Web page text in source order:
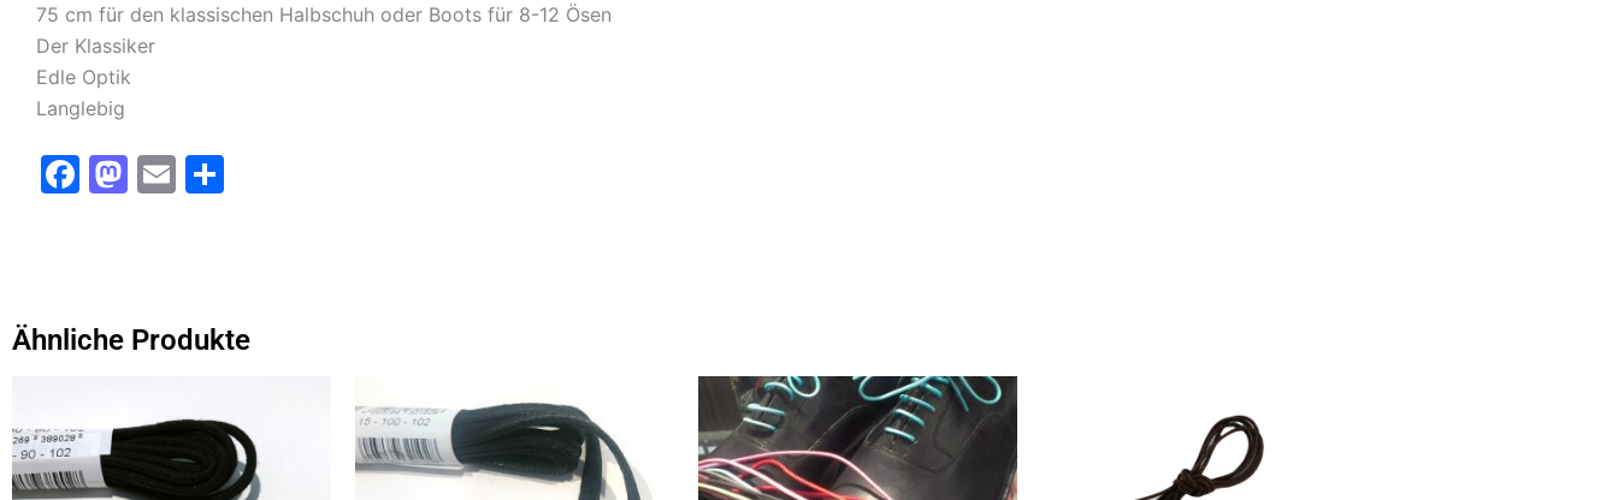
75 cm für den klassischen Halbschuh oder Boots für 8-12 Ösen
Der Klassiker
Edle Optik
Langlebig
F
b
o
k
M
d
o
E
Ähnliche Produkte
weist
mehrere